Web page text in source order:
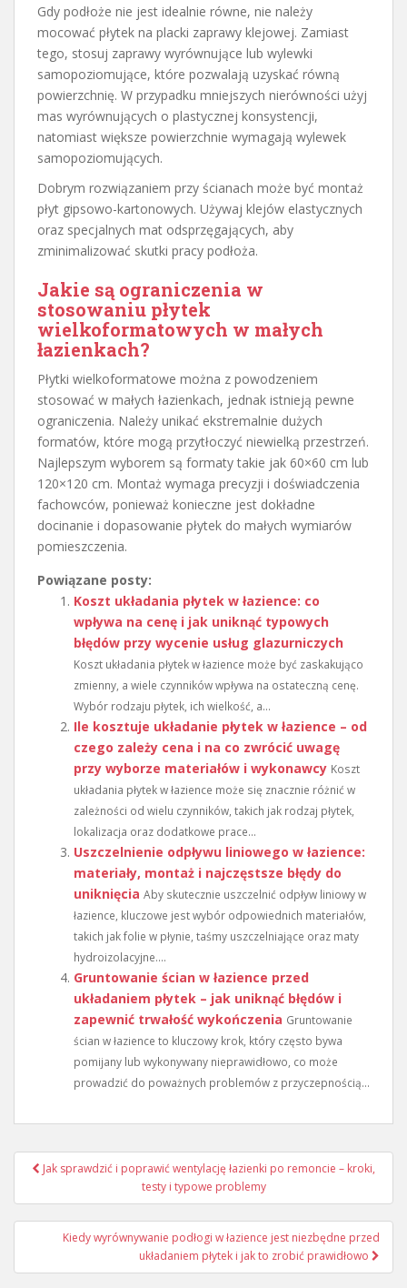
Gdy podłoże nie jest idealnie równe, nie należy
mocować płytek na placki zaprawy klejowej. Zamiast
tego, stosuj zaprawy wyrównujące lub wylewki
samopoziomujące, które pozwalają uzyskać równą
powierzchnię. W przypadku mniejszych nierówności użyj
mas wyrównujących o plastycznej konsystencji,
natomiast większe powierzchnie wymagają wylewek
samopoziomujących.
Dobrym rozwiązaniem przy ścianach może być montaż
płyt gipsowo-kartonowych. Używaj klejów elastycznych
oraz specjalnych mat odsprzęgających, aby
zminimalizować skutki pracy podłoża.
Jakie są ograniczenia w
stosowaniu płytek
wielkoformatowych w małych
łazienkach?
Płytki wielkoformatowe można z powodzeniem
stosować w małych łazienkach, jednak istnieją pewne
ograniczenia. Należy unikać ekstremalnie dużych
formatów, które mogą przytłoczyć niewielką przestrzeń.
Najlepszym wyborem są formaty takie jak 60×60 cm lub
120×120 cm. Montaż wymaga precyzji i doświadczenia
fachowców, ponieważ konieczne jest dokładne
docinanie i dopasowanie płytek do małych wymiarów
pomieszczenia.
Powiązane posty:
Koszt układania płytek w łazience: co
wpływa na cenę i jak uniknąć typowych
błędów przy wycenie usług glazurniczych
Koszt układania płytek w łazience może być zaskakująco
zmienny, a wiele czynników wpływa na ostateczną cenę.
Wybór rodzaju płytek, ich wielkość, a...
Ile kosztuje układanie płytek w łazience – od
czego zależy cena i na co zwrócić uwagę
przy wyborze materiałów i wykonawcy Koszt
układania płytek w łazience może się znacznie różnić w
zależności od wielu czynników, takich jak rodzaj płytek,
lokalizacja oraz dodatkowe prace...
Uszczelnienie odpływu liniowego w łazience:
materiały, montaż i najczęstsze błędy do
uniknięcia Aby skutecznie uszczelnić odpływ liniowy w
łazience, kluczowe jest wybór odpowiednich materiałów,
takich jak folie w płynie, taśmy uszczelniające oraz maty
hydroizolacyjne....
Gruntowanie ścian w łazience przed
układaniem płytek – jak uniknąć błędów i
zapewnić trwałość wykończenia Gruntowanie
ścian w łazience to kluczowy krok, który często bywa
pomijany lub wykonywany nieprawidłowo, co może
prowadzić do poważnych problemów z przyczepnością...
Nawigacja
Jak sprawdzić i poprawić wentylację łazienki po remoncie – kroki,
testy i typowe problemy
Kiedy wyrównywanie podłogi w łazience jest niezbędne przed
układaniem płytek i jak to zrobić prawidłowo